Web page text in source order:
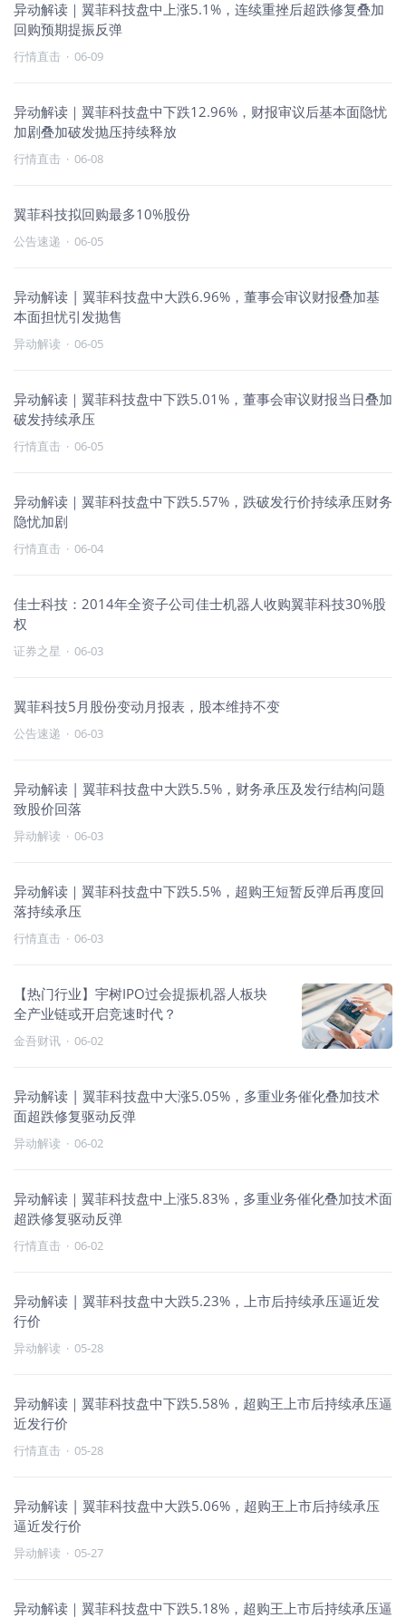
异动解读｜翼菲科技盘中上涨5.1%，连续重挫后超跌修复叠加
回购预期提振反弹
行情直击 · 06-09
异动解读｜翼菲科技盘中下跌12.96%，财报审议后基本面隐忧
加剧叠加破发抛压持续释放
行情直击 · 06-08
翼菲科技拟回购最多10%股份
公告速递 · 06-05
异动解读 | 翼菲科技盘中大跌6.96%，董事会审议财报叠加基
本面担忧引发抛售
异动解读 · 06-05
异动解读｜翼菲科技盘中下跌5.01%，董事会审议财报当日叠加
破发持续承压
行情直击 · 06-05
异动解读｜翼菲科技盘中下跌5.57%，跌破发行价持续承压财务
隐忧加剧
行情直击 · 06-04
佳士科技：2014年全资子公司佳士机器人收购翼菲科技30%股
权
证券之星 · 06-03
翼菲科技5月股份变动月报表，股本维持不变
公告速递 · 06-03
异动解读 | 翼菲科技盘中大跌5.5%，财务承压及发行结构问题
致股价回落
异动解读 · 06-03
异动解读｜翼菲科技盘中下跌5.5%，超购王短暂反弹后再度回
落持续承压
行情直击 · 06-03
【热门行业】宇树IPO过会提振机器人板块
全产业链或开启竞速时代？
金吾财讯 · 06-02
异动解读 | 翼菲科技盘中大涨5.05%，多重业务催化叠加技术
面超跌修复驱动反弹
异动解读 · 06-02
异动解读｜翼菲科技盘中上涨5.83%，多重业务催化叠加技术面
超跌修复驱动反弹
行情直击 · 06-02
异动解读 | 翼菲科技盘中大跌5.23%，上市后持续承压逼近发
行价
异动解读 · 05-28
异动解读｜翼菲科技盘中下跌5.58%，超购王上市后持续承压逼
近发行价
行情直击 · 05-28
异动解读 | 翼菲科技盘中大跌5.06%，超购王上市后持续承压
逼近发行价
异动解读 · 05-27
异动解读｜翼菲科技盘中下跌5.18%，超购王上市后持续承压逼